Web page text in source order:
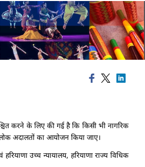
करने के लिए की गई है कि किसी भी नागरिक
अदालतों का आयोजन किया जाए।
उच्च न्यायालय, हरियाणा राज्य विधिक